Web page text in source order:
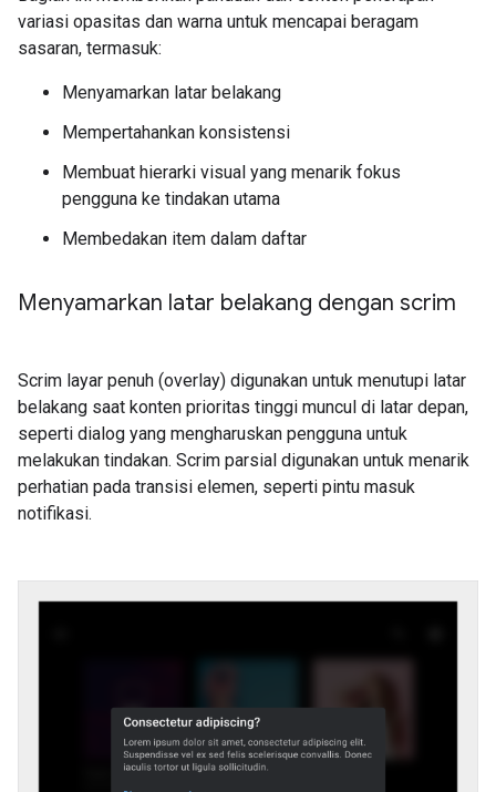
variasi opasitas dan warna untuk mencapai beragam
sasaran, termasuk:
Menyamarkan latar belakang
Mempertahankan konsistensi
Membuat hierarki visual yang menarik fokus
pengguna ke tindakan utama
Membedakan item dalam daftar
Menyamarkan latar belakang dengan scrim
Scrim layar penuh (overlay) digunakan untuk menutupi latar
belakang saat konten prioritas tinggi muncul di latar depan,
seperti dialog yang mengharuskan pengguna untuk
melakukan tindakan. Scrim parsial digunakan untuk menarik
perhatian pada transisi elemen, seperti pintu masuk
notifikasi.